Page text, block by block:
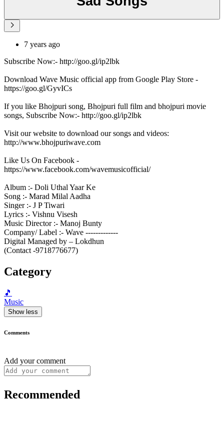
7 years ago
Subscribe Now:- http://goo.gl/ip2lbk
Download Wave Music official app from Google Play Store -
https://goo.gl/GyvICs
If you like Bhojpuri song, Bhojpuri full film and bhojpuri movie
songs, Subscribe Now:- http://goo.gl/ip2lbk
Visit our website to download our songs and videos:
http://www.bhojpuriwave.com
Like Us On Facebook -
https://www.facebook.com/wavemusicofficial/
Album :- Doli Uthal Yaar Ke
Song :- Marad Milal Aadha
Singer :- J P Tiwari
Lyrics :- Vishnu Visesh
Music Director :- Manoj Bunty
Company/ Label :- Wave -------------
Digital Managed by – Lokdhun
(Contact -9718776677)
Category
🎵
Music
Show less
Comments
Add your comment
Recommended